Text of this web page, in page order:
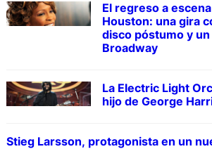
El regreso a
Houston: una gira
disco póstumo y
Broadway
La Electric Light
hijo de George
Stieg Larsson, protagonista en un